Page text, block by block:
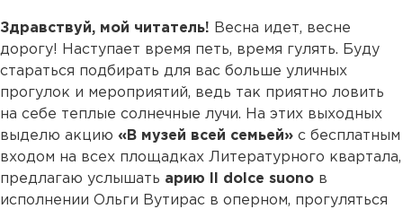
Здравствуй, мой читатель! Весна идет, весне
дорогу! Наступает время петь, время гулять. Буду
стараться подбирать для вас больше уличных
прогулок и мероприятий, ведь так приятно ловить
на себе теплые солнечные лучи. На этих выходных
выделю акцию «В музей всей семьей» с бесплатным
входом на всех площадках Литературного квартала,
предлагаю услышать арию Il dolce suono в
исполнении Ольги Вутирас в оперном, прогуляться